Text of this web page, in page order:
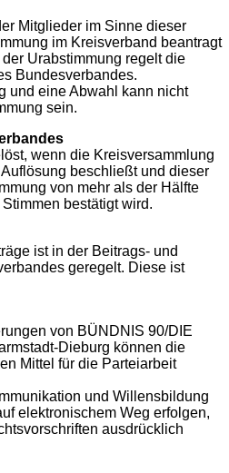
Mitglieder im Sinne dieser
im Kreisverband beantragt
Urabstimmung regelt die
Bundesverbandes.
und eine Abwahl kann nicht
sein.
wenn die Kreisversammlung
beschließt und dieser
von mehr als der Hälfte
bestätigt wird.
ist in der Beitrags- und
geregelt. Diese ist
von BÜNDNIS 90/DIE
Dieburg können die
Mittel für die Parteiarbeit
und Willensbildung
elektronischem Weg erfolgen,
ausdrücklich